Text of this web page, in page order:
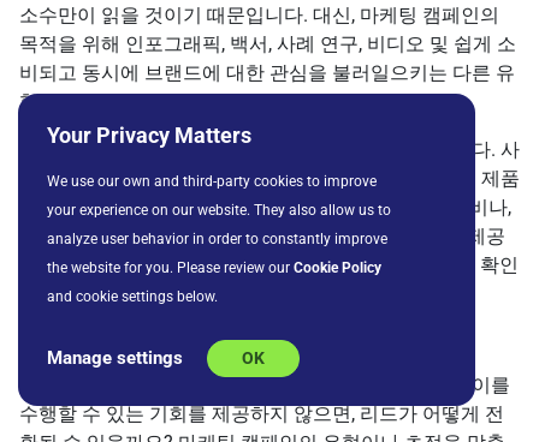
소수만이 읽을 것이기 때문입니다. 대신, 마케팅 캠페인의
목적을 위해 인포그래픽, 백서, 사례 연구, 비디오 및 쉽게 소
비되고 동시에 브랜드에 대한 관심을 불러일으키는 다른 유
형의 콘텐츠 제작에 초점을 맞추세요.
성공적인 마케팅 캠페인은 또한 후킹을 포함해야 합니다. 사
람들이 놓치고 싶지 않을 견고한 제안입니다. 제공하는 제품
이나 서비스에 따라 무료 평가판, 제한된 할인, 무료 웨비나,
무료 상담 또는 전자책도 제공할 수 있습니다. 무엇을 제공
하든, 캠페인 이후 취하기를 원하는 행동과 부합하도록 확인
하세요.
행동 유도
행동 유도(CTA)를 포함하는 것을 잊지 마세요! 리드가 이를
수행할 수 있는 기회를 제공하지 않으면, 리드가 어떻게 전
Your Privacy Matters
We use our own and third-party cookies to improve
your experience on our website. They also allow us to
analyze user behavior in order to constantly improve
the website for you. Please review our Cookie Policy
and cookie settings below.
Manage settings OK